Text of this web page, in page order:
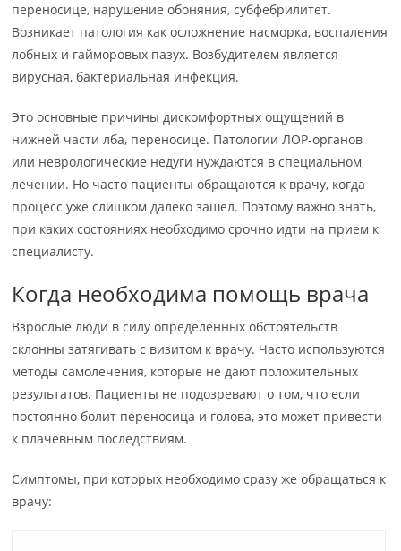
переносице, нарушение обоняния, субфебрилитет.
Возникает патология как осложнение насморка, воспаления
лобных и гайморовых пазух. Возбудителем является
вирусная, бактериальная инфекция.
Это основные причины дискомфортных ощущений в
нижней части лба, переносице. Патологии ЛОР-органов
или неврологические недуги нуждаются в специальном
лечении. Но часто пациенты обращаются к врачу, когда
процесс уже слишком далеко зашел. Поэтому важно знать,
при каких состояниях необходимо срочно идти на прием к
специалисту.
Когда необходима помощь врача
Взрослые люди в силу определенных обстоятельств
склонны затягивать с визитом к врачу. Часто используются
методы самолечения, которые не дают положительных
результатов. Пациенты не подозревают о том, что если
постоянно болит переносица и голова, это может привести
к плачевным последствиям.
Симптомы, при которых необходимо сразу же обращаться к
врачу: